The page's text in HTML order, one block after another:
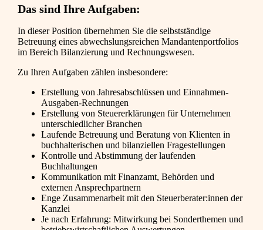
Das sind Ihre Aufgaben:
In dieser Position übernehmen Sie die selbstständige
Betreuung eines abwechslungsreichen Mandantenportfolios
im Bereich Bilanzierung und Rechnungswesen.
Zu Ihren Aufgaben zählen insbesondere:
Erstellung von Jahresabschlüssen und Einnahmen-
Ausgaben-Rechnungen
Erstellung von Steuererklärungen für Unternehmen
unterschiedlicher Branchen
Laufende Betreuung und Beratung von Klienten in
buchhalterischen und bilanziellen Fragestellungen
Kontrolle und Abstimmung der laufenden
Buchhaltungen
Kommunikation mit Finanzamt, Behörden und
externen Ansprechpartnern
Enge Zusammenarbeit mit den Steuerberater:innen der
Kanzlei
Je nach Erfahrung: Mitwirkung bei Sonderthemen und